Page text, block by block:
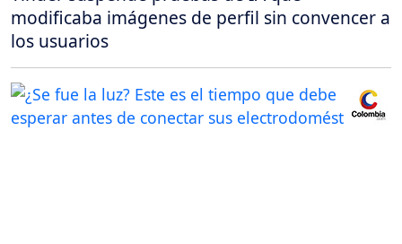
modificaba imágenes de perfil sin convencer a
los usuarios